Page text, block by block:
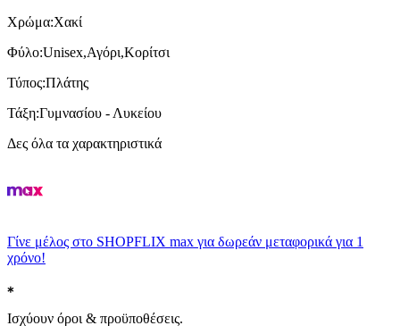
Χρώμα:Χακί
Φύλο:Unisex,Αγόρι,Κορίτσι
Τύπος:Πλάτης
Τάξη:Γυμνασίου - Λυκείου
Δες όλα τα χαρακτηριστικά
Γίνε μέλος στο SHOPFLIX max για δωρεάν μεταφορικά για 1
χρόνο!
Ισχύουν όροι & προϋποθέσεις.